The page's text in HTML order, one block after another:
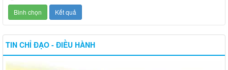
TIN CHỈ ĐẠO - ĐIỀU HÀNH